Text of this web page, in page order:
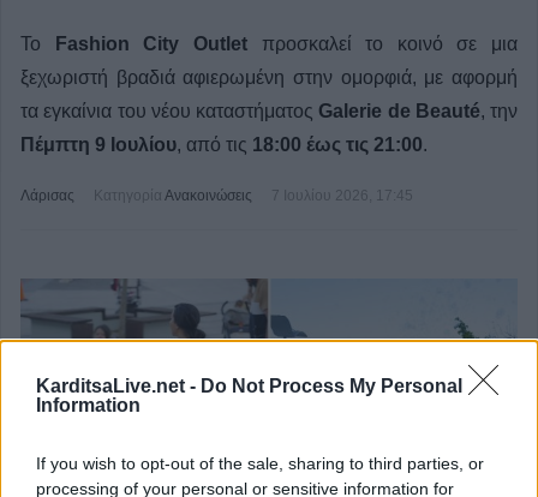
KarditsaLive.net - Do Not Process My Personal
Information
If you wish to opt-out of the sale, sharing to third parties, or
processing of your personal or sensitive information for
Το Fashion City Outlet προσκαλεί το κοινό σε μια
ξεχωριστή βραδιά αφιερωμένη στην ομορφιά, με αφορμή
τα εγκαίνια του νέου καταστήματος Galerie de Beauté, την
Πέμπτη 9 Ιουλίου, από τις 18:00 έως τις 21:00.
Λάρισας Κατηγορία Ανακοινώσεις 7 Ιουλίου 2026, 17:45